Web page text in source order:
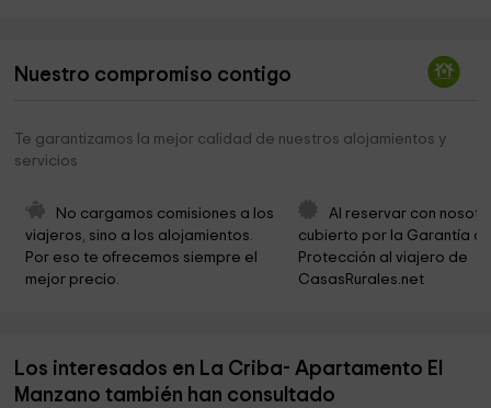
Ayuntamiento de Casas Altas 3,1 km
Ermita de San José
Ayuntamiento de Vallanca
Ermita de San Roque
Los Llanos del Pinar 4,6 km
Rincón de Ademuz | Territorio Museo 4,6 km
Nuestro compromiso contigo
Te garantizamos la mejor calidad de nuestros alojamientos y
servicios
No cargamos comisiones a los
viajeros, sino a los alojamientos.
Por eso te ofrecemos siempre el
mejor precio.
Al reservar con
cubierto por la Garantía
Protección al viajero de
CasasRurales.net
Los interesados en La Criba- Apartamento El
Manzano también han consultado